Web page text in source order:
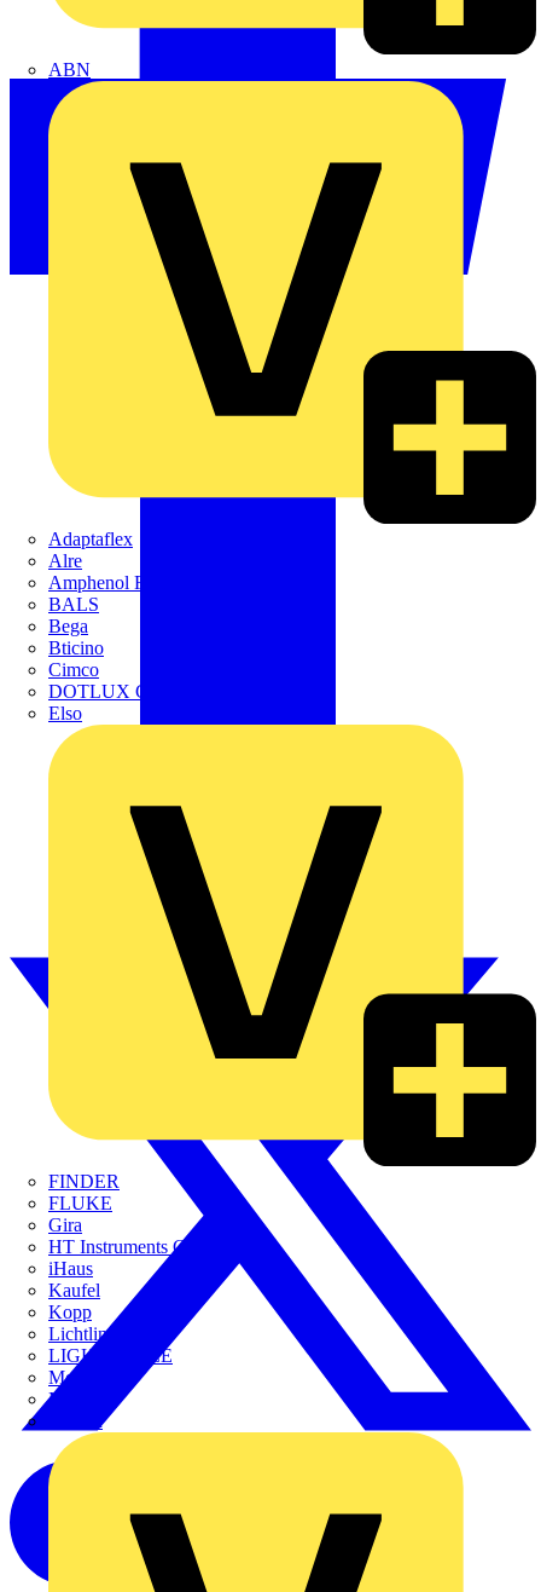
ABN
Adaptaflex
Alre
Amphenol FTG
BALS
Bega
Bticino
Cimco
DOTLUX GmbH
Elso
FINDER
FLUKE
Gira
HT Instruments GmbH
iHaus
Kaufel
Kopp
Lichtline
LIGHTCYCLE
Megger
Mersen
Merten